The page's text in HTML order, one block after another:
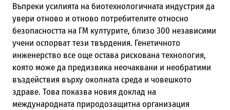
Въпреки усилията на биотехнологичната индустрия да
увери отново и отново потребителите относно
безопасността на ГМ културите, близо 300 независими
учени оспорват тези твърдения. Генетичното
инженерство все още остава рискована технология,
която може да предизвика неочаквани и необратими
въздействия върху околната среда и човешкото
здраве. Това показва новия доклад на
международната природозащитна организация